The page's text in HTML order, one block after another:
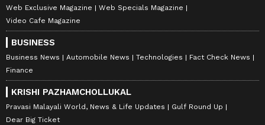
Web Exclusive Magazine
Web Specials Magazine
Video Cafe Magazine
BUSINESS
Business News Automobile News Technologies
Fact Check News
Finance
KRISHI PAZHAMCHOLLUKAL
Pravasi Malayali World, News & Life Updates
Gulf Round Up
Dear Big Ticket